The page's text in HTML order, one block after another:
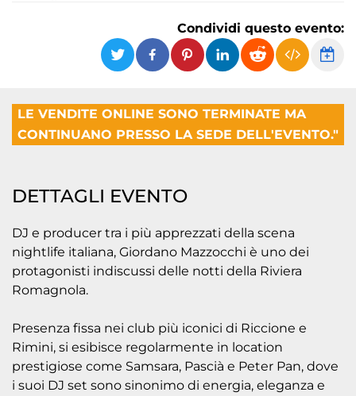
Condividi questo evento:
LE VENDITE ONLINE SONO TERMINATE MA
CONTINUANO PRESSO LA SEDE DELL'EVENTO."
DETTAGLI EVENTO
DJ e producer tra i più apprezzati della scena
nightlife italiana, Giordano Mazzocchi è uno dei
protagonisti indiscussi delle notti della Riviera
Romagnola.
Presenza fissa nei club più iconici di Riccione e
Rimini, si esibisce regolarmente in location
prestigiose come Samsara, Pascià e Peter Pan, dove
i suoi DJ set sono sinonimo di energia, eleganza e